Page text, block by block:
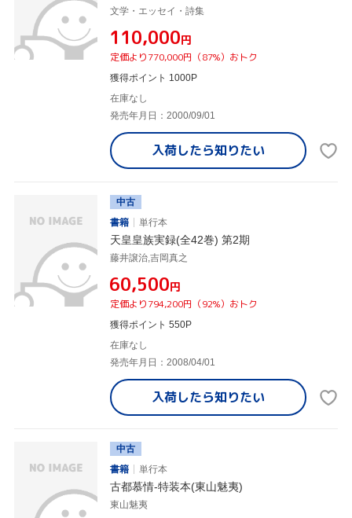
文学・エッセイ・詩集
¥110,000円
定価より770,000円（87%）おトク
獲得ポイント 1000P
在庫なし
発売年月日：2000/09/01
入荷したら知りたい
中古
書籍
単行本
天皇皇族実録(全42巻) 第2期
藤井譲治,吉岡真之
¥60,500円
定価より794,200円（92%）おトク
獲得ポイント 550P
在庫なし
発売年月日：2008/04/01
入荷したら知りたい
中古
書籍
単行本
古都慕情-特装本(東山魅夷)
東山魅夷